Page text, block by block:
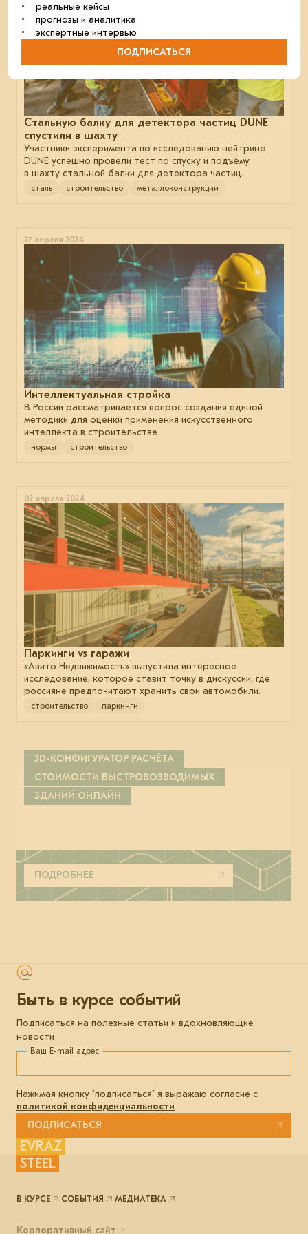
Стальную балку для детектора частиц DUNE
спустили в шахту
Участники эксперимента по исследованию нейтрино
DUNE успешно провели тест по спуску и подъёму
в шахту стальной балки для детектора частиц.
сталь строительство металлоконструкции
27 апреля 2024
Интеллектуальная стройка
В России рассматривается вопрос создания единой
методики для оценки применения искусственного
интеллекта в строительстве.
нормы строительство
02 апреля 2024
Паркинги vs гаражи
«Авито Недвижимость» выпустила интересное
исследование, которое ставит точку в дискуссии, где
россияне предпочитают хранить свои автомобили.
строительство паркинги
3D-КОНФИГУРАТОР РАСЧЁТА
СТОИМОСТИ БЫСТРОВОЗВОДИМЫХ
ЗДАНИЙ ОНЛАЙН
ПОДРОБНЕЕ
Быть в курсе событий
Подписаться на полезные статьи и вдохновляющие
новости
Ваш E-mail адрес
Нажимая кнопку "подписаться" я выражаю согласие с
политикой конфиденциальности
ПОДПИСАТЬСЯ
EVRAZ
STEEL
Корпоративный сайт
В КУРСЕ СОБЫТИЯ МЕДИАТЕКА
• реальные кейсы
• прогнозы и аналитика
• экспертные интервью
ПОДПИСАТЬСЯ